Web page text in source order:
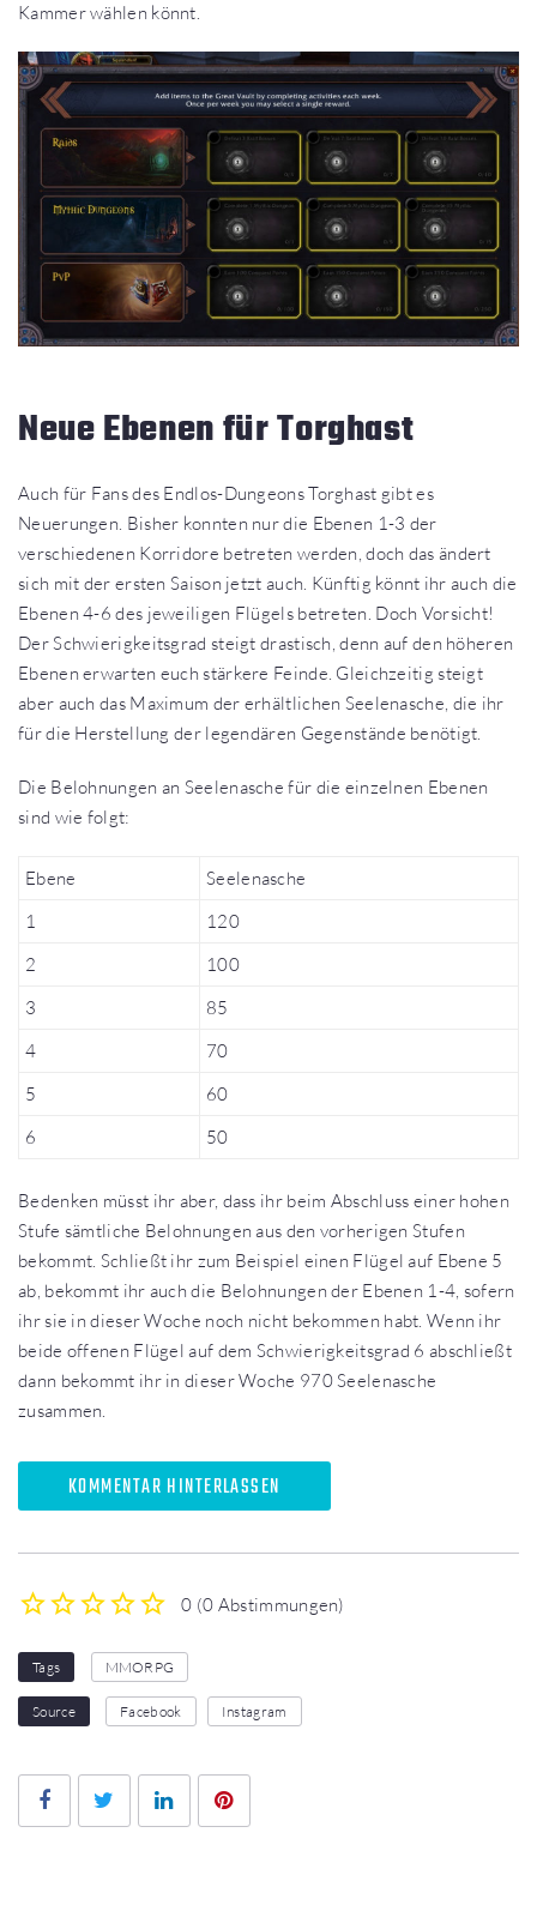
Kammer wählen könnt.
Neue Ebenen für Torghast
Auch für Fans des Endlos-Dungeons Torghast gibt es
Neuerungen. Bisher konnten nur die Ebenen 1-3 der
verschiedenen Korridore betreten werden, doch das ändert
sich mit der ersten Saison jetzt auch. Künftig könnt ihr auch die
Ebenen 4-6 des jeweiligen Flügels betreten. Doch Vorsicht!
Der Schwierigkeitsgrad steigt drastisch, denn auf den höheren
Ebenen erwarten euch stärkere Feinde. Gleichzeitig steigt
aber auch das Maximum der erhältlichen Seelenasche, die ihr
für die Herstellung der legendären Gegenstände benötigt.
Die Belohnungen an Seelenasche für die einzelnen Ebenen
sind wie folgt:
Ebene
Seelenasche
1
120
2
100
3
85
4
70
5
60
6
50
Bedenken müsst ihr aber, dass ihr beim Abschluss einer hohen
Stufe sämtliche Belohnungen aus den vorherigen Stufen
bekommt. Schließt ihr zum Beispiel einen Flügel auf Ebene 5
ab, bekommt ihr auch die Belohnungen der Ebenen 1-4, sofern
ihr sie in dieser Woche noch nicht bekommen habt. Wenn ihr
beide offenen Flügel auf dem Schwierigkeitsgrad 6 abschließt
dann bekommt ihr in dieser Woche 970 Seelenasche
zusammen.
KOMMENTAR HINTERLASSEN
0 (0 Abstimmungen)
Tags MMORPG
Source Facebook Instagram
FacebookTwitter LinkedIn